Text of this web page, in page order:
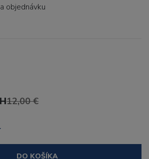
objednávku
12,00 €
DO KOŠÍKA